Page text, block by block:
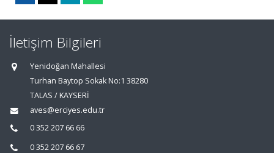
İletişim Bilgileri
Yenidoğan Mahallesi
Turhan Baytop Sokak No:1 38280
TALAS / KAYSERİ
aves@erciyes.edu.tr
0 352 207 66 66
0 352 207 66 67